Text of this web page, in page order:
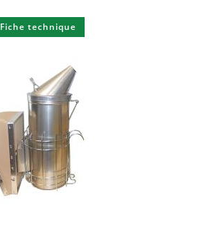
Fiche technique